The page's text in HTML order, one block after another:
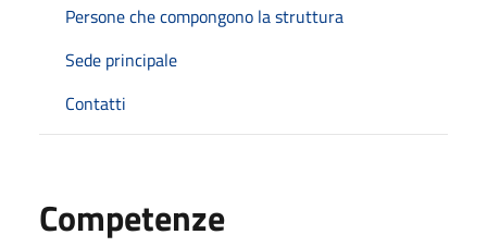
Persone che compongono la struttura
Sede principale
Contatti
Competenze